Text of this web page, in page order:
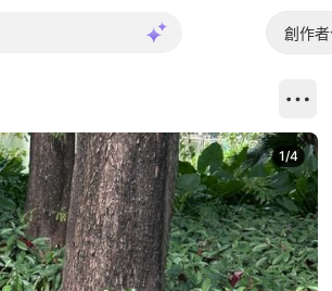
創作
1/4